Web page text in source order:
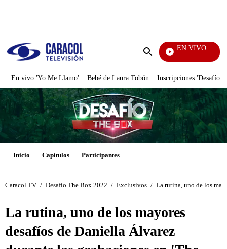
Enviar
EN VIVO
EFÉ
En vivo 'Yo Me Llamo' Bebé de Laura Tobón Inscripciones 'Desafío'
Inicio Capítulos Participantes
Caracol TV / Desafío The Box 2022 / Exclusivos / La rutina, uno de los
La rutina, uno de los mayores
desafíos de Daniella Álvarez